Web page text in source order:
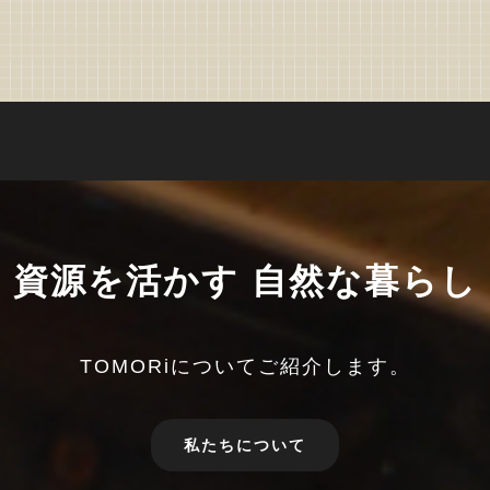
資源を活かす 自然な暮らし
TOMORiについてご紹介します。
私たちについて